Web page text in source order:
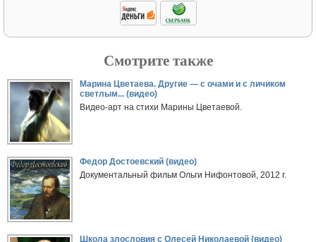
Смотрите также
Марина Цветаева. Другие — с очами и с личиком
светлым... (видео)
Видео-арт на стихи Марины Цветаевой.
Федор Достоевский (видео)
Документальный фильм Ольги Нифонтовой, 2012 г.
Школа злословия с Олесей Николаевой (видео)